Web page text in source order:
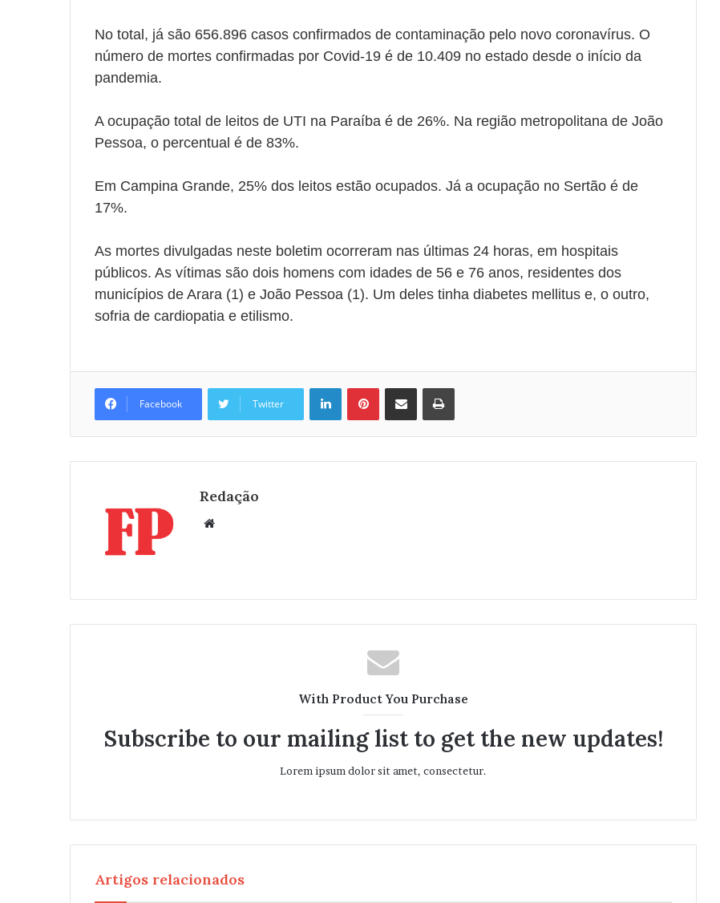
No total, já são 656.896 casos confirmados de contaminação pelo novo coronavírus. O
número de mortes confirmadas por Covid-19 é de 10.409 no estado desde o início da
pandemia.
A ocupação total de leitos de UTI na Paraíba é de 26%. Na região metropolitana de João
Pessoa, o percentual é de 83%.
Em Campina Grande, 25% dos leitos estão ocupados. Já a ocupação no Sertão é de
17%.
As mortes divulgadas neste boletim ocorreram nas últimas 24 horas, em hospitais
públicos. As vítimas são dois homens com idades de 56 e 76 anos, residentes dos
municípios de Arara (1) e João Pessoa (1). Um deles tinha diabetes mellitus e, o outro,
sofria de cardiopatia e etilismo.
Facebook Twitter
Linkedin
Redação
i
With Product You Purchase
Subscribe to our mailing list to get the new updates!
Lorem ipsum dolor sit amet, consectetur.
Artigos relacionados